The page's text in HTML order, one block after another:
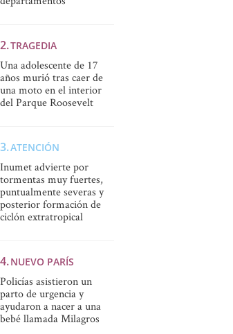
TRAGEDIA
Una adolescente de 17
años murió tras caer de
una moto en el interior
del Parque Roosevelt
ATENCIÓN
Inumet advierte por
tormentas muy fuertes,
puntualmente severas y
posterior formación de
ciclón extratropical
NUEVO PARÍS
Policías asistieron un
parto de urgencia y
ayudaron a nacer a una
bebé llamada Milagros